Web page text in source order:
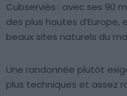
Cubserviès : avec ses 90
des plus hautes
beaux sites naturels du
Une randonnée plutôt
plus techniques et assez